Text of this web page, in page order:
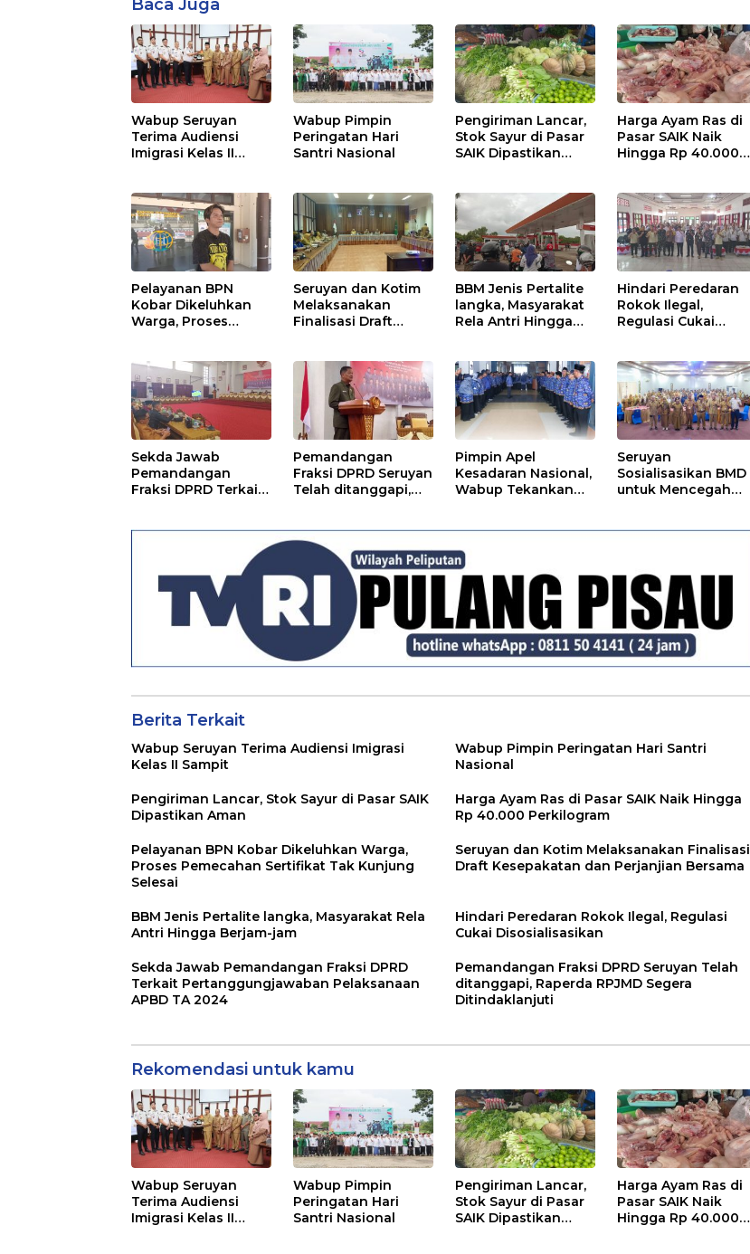
Baca Juga
Wabup Seruyan
Terima Audiensi
Imigrasi Kelas II
Wabup Pimpin
Peringatan Hari
Santri Nasional
Pengiriman Lancar,
Stok Sayur di Pasar
SAIK Dipastikan
Harga Ayam Ras di
Pasar SAIK Naik
Hingga Rp 40.000
Pelayanan BPN
Kobar Dikeluhkan
Warga, Proses
Kunjung Selesai
Seruyan dan Kotim
Melaksanakan
Finalisasi Draft
BBM Jenis Pertalite
langka, Masyarakat
Rela Antri Hingga
Hindari Peredaran
Rokok Ilegal,
Regulasi Cukai
Sekda Jawab
Pemandangan
Fraksi DPRD Terkait
Pemandangan
Fraksi DPRD Seruyan
Telah ditanggapi,
Ditindaklanjuti
Pimpin Apel
Kesadaran Nasional,
Wabup Tekankan
Seruyan
Sosialisasikan BMD
untuk Mencegah
Berita Terkait
Wabup Seruyan Terima Audiensi Imigrasi
Kelas II Sampit
Wabup Pimpin Peringatan Hari Santri
Nasional
Pengiriman Lancar, Stok Sayur di Pasar SAIK
Dipastikan Aman
Harga Ayam Ras di Pasar SAIK Naik Hingga
Rp 40.000 Perkilogram
Pelayanan BPN Kobar Dikeluhkan Warga,
Proses Pemecahan Sertifikat Tak Kunjung
Selesai
Seruyan dan Kotim Melaksanakan Finalisasi
Draft Kesepakatan dan Perjanjian Bersama
BBM Jenis Pertalite langka, Masyarakat Rela
Antri Hingga Berjam-jam
Hindari Peredaran Rokok Ilegal, Regulasi
Cukai Disosialisasikan
Sekda Jawab Pemandangan Fraksi DPRD
Terkait Pertanggungjawaban Pelaksanaan
APBD TA 2024
Pemandangan Fraksi DPRD Seruyan Telah
ditanggapi, Raperda RPJMD Segera
Ditindaklanjuti
Rekomendasi untuk kamu
Wabup Seruyan
Terima Audiensi
Imigrasi Kelas II
Wabup Pimpin
Peringatan Hari
Santri Nasional
Pengiriman Lancar,
Stok Sayur di Pasar
SAIK Dipastikan
Harga Ayam Ras di
Pasar SAIK Naik
Hingga Rp 40.000